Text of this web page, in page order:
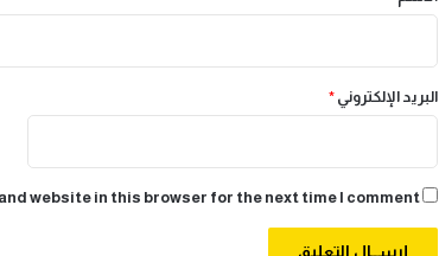
ر
م
البريد الإلكتروني *
website in this browser for the next time I comment.